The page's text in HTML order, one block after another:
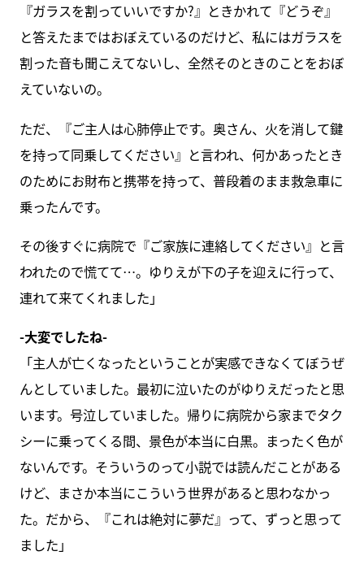
『ガラスを割っていいですか?』ときかれて『どうぞ』
と答えたまではおぼえているのだけど、私にはガラスを
割った音も聞こえてないし、全然そのときのことをおぼ
えていないの。
ただ、『ご主人は心肺停止です。奥さん、火を消して鍵
を持って同乗してください』と言われ、何かあったとき
のためにお財布と携帯を持って、普段着のまま救急車に
乗ったんです。
その後すぐに病院で『ご家族に連絡してください』と言
われたので慌てて…。ゆりえが下の子を迎えに行って、
連れて来てくれました」
-大変でしたね-
「主人が亡くなったということが実感できなくてぼうぜ
んとしていました。最初に泣いたのがゆりえだったと思
います。号泣していました。帰りに病院から家までタク
シーに乗ってくる間、景色が本当に白黒。まったく色が
ないんです。そういうのって小説では読んだことがある
けど、まさか本当にこういう世界があると思わなかっ
た。だから、『これは絶対に夢だ』って、ずっと思って
ました」